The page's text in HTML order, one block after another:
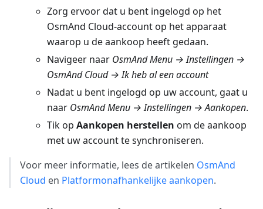
Zorg ervoor dat u bent ingelogd op het
OsmAnd Cloud-account op het apparaat
waarop u de aankoop heeft gedaan.
Navigeer naar OsmAnd Menu → Instellingen →
OsmAnd Cloud → Ik heb al een account
Nadat u bent ingelogd op uw account, gaat u
naar OsmAnd Menu → Instellingen → Aankopen.
Tik op Aankopen herstellen om de aankoop
met uw account te synchroniseren.
Voor meer informatie, lees de artikelen OsmAnd
Cloud en Platformonafhankelijke aankopen.